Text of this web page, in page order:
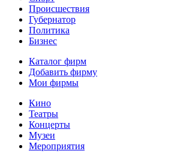
Происшествия
Губернатор
Политика
Бизнес
Каталог фирм
Добавить фирму
Мои фирмы
Кино
Театры
Концерты
Музеи
Мероприятия